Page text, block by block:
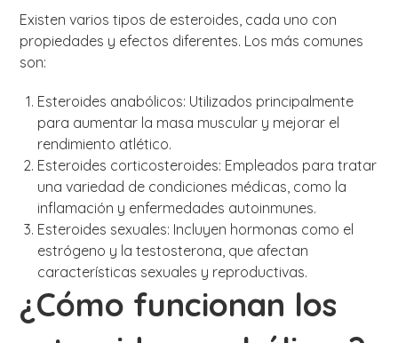
Existen varios tipos de esteroides, cada uno con
propiedades y efectos diferentes. Los más comunes
son:
Esteroides anabólicos: Utilizados principalmente
para aumentar la masa muscular y mejorar el
rendimiento atlético.
Esteroides corticosteroides: Empleados para tratar
una variedad de condiciones médicas, como la
inflamación y enfermedades autoinmunes.
Esteroides sexuales: Incluyen hormonas como el
estrógeno y la testosterona, que afectan
características sexuales y reproductivas.
¿Cómo funcionan los